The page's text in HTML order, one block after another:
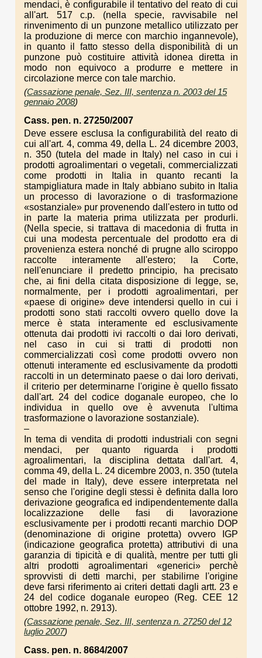
mendaci, è configurabile il tentativo del reato di cui
all'art. 517 c.p. (nella specie, ravvisabile nel
rinvenimento di un punzone metallico utilizzato per
la produzione di merce con marchio ingannevole),
in quanto il fatto stesso della disponibilità di un
punzone può costituire attività idonea diretta in
modo non equivoco a produrre e mettere in
circolazione merce con tale marchio.
(Cassazione penale, Sez. III, sentenza n. 2003 del 15
gennaio 2008)
Cass. pen. n. 27250/2007
Deve essere esclusa la configurabilità del reato di
cui all'art. 4, comma 49, della L. 24 dicembre 2003,
n. 350 (tutela del made in Italy) nel caso in cui i
prodotti agroalimentari o vegetali, commercializzati
come prodotti in Italia in quanto recanti la
stampigliatura made in Italy abbiano subito in Italia
un processo di lavorazione o di trasformazione
«sostanziale» pur provenendo dall'estero in tutto od
in parte la materia prima utilizzata per produrli.
(Nella specie, si trattava di macedonia di frutta in
cui una modesta percentuale del prodotto era di
provenienza estera nonché di prugne allo sciroppo
raccolte interamente all'estero; la Corte,
nell'enunciare il predetto principio, ha precisato
che, ai fini della citata disposizione di legge, se,
normalmente, per i prodotti agroalimentari, per
«paese di origine» deve intendersi quello in cui i
prodotti sono stati raccolti ovvero quello dove la
merce è stata interamente ed esclusivamente
ottenuta dai prodotti ivi raccolti o dai loro derivati,
nel caso in cui si tratti di prodotti non
commercializzati così come prodotti ovvero non
ottenuti interamente ed esclusivamente da prodotti
raccolti in un determinato paese o dai loro derivati,
il criterio per determinarne l'origine è quello fissato
dall'art. 24 del codice doganale europeo, che lo
individua in quello ove è avvenuta l'ultima
trasformazione o lavorazione sostanziale).
–
In tema di vendita di prodotti industriali con segni
mendaci, per quanto riguarda i prodotti
agroalimentari, la disciplina dettata dall'art. 4,
comma 49, della L. 24 dicembre 2003, n. 350 (tutela
del made in Italy), deve essere interpretata nel
senso che l'origine degli stessi è definita dalla loro
derivazione geografica ed indipendentemente dalla
localizzazione delle fasi di lavorazione
esclusivamente per i prodotti recanti marchio DOP
(denominazione di origine protetta) ovvero IGP
(indicazione geografica protetta) attributivi di una
garanzia di tipicità e di qualità, mentre per tutti gli
altri prodotti agroalimentari «generici» perchè
sprovvisti di detti marchi, per stabilirne l'origine
deve farsi riferimento ai criteri dettati dagli artt. 23 e
24 del codice doganale europeo (Reg. CEE 12
ottobre 1992, n. 2913).
(Cassazione penale, Sez. III, sentenza n. 27250 del 12
luglio 2007)
Cass. pen. n. 8684/2007